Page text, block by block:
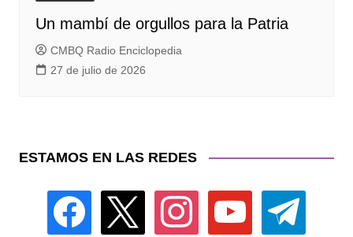
Un mambí de orgullos para la Patria
CMBQ Radio Enciclopedia
27 de julio de 2026
ESTAMOS EN LAS REDES
facebook instagram youtube telegram